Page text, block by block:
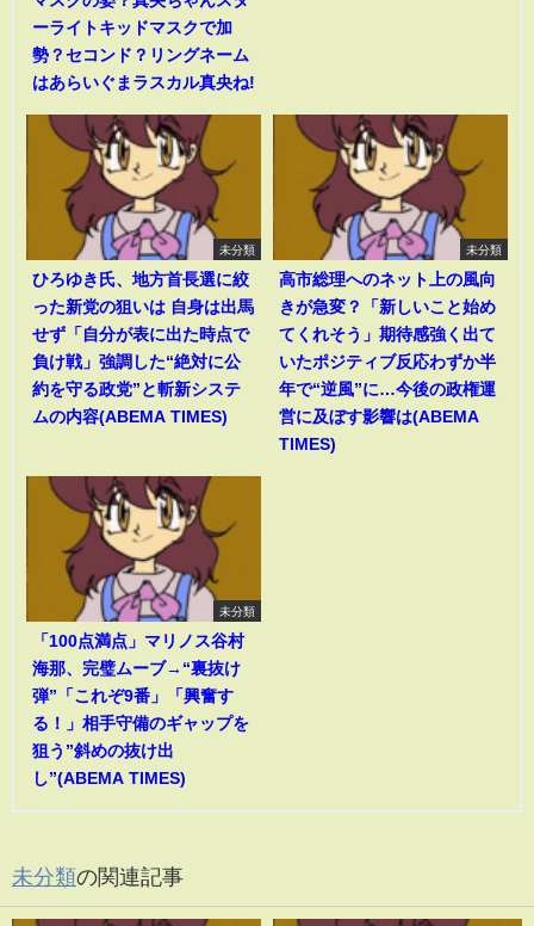
ーライトキッドマスクで加
勢？セコンド？リングネーム
はあらいぐまラスカル真央ね!
未分類
ひろゆき氏、地方首長選に絞
った新党の狙いは 自身は出馬
せず「自分が表に出た時点で
負け戦」強調した“絶対に公
約を守る政党”と斬新システ
ムの内容(ABEMA TIMES)
未分類
高市総理へのネット上の風向
きが急変？「新しいこと始め
てくれそう」期待感強く出て
いたポジティブ反応わずか半
年で“逆風”に…今後の政権運
営に及ぼす影響は(ABEMA
TIMES)
未分類
「100点満点」マリノス谷村
海那、完璧ムーブ→“裏抜け
弾”「これぞ9番」「興奮す
る！」相手守備のギャップを
狙う”斜めの抜け出
し”(ABEMA TIMES)
未分類の関連記事